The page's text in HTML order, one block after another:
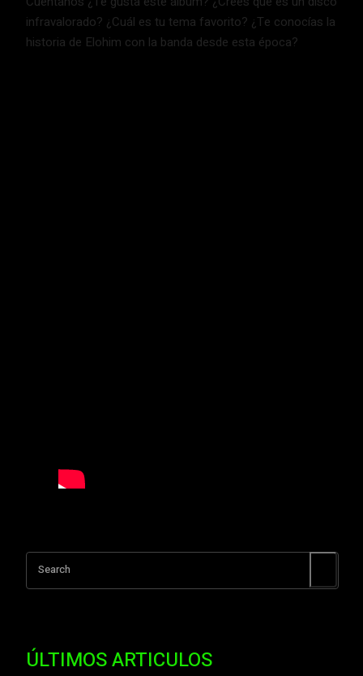
infravalorado? ¿Cuál es tu tema favorito? ¿Te conocías la
historia de Elohim con la banda desde esta época?
Search
ÚLTIMOS ARTICULOS